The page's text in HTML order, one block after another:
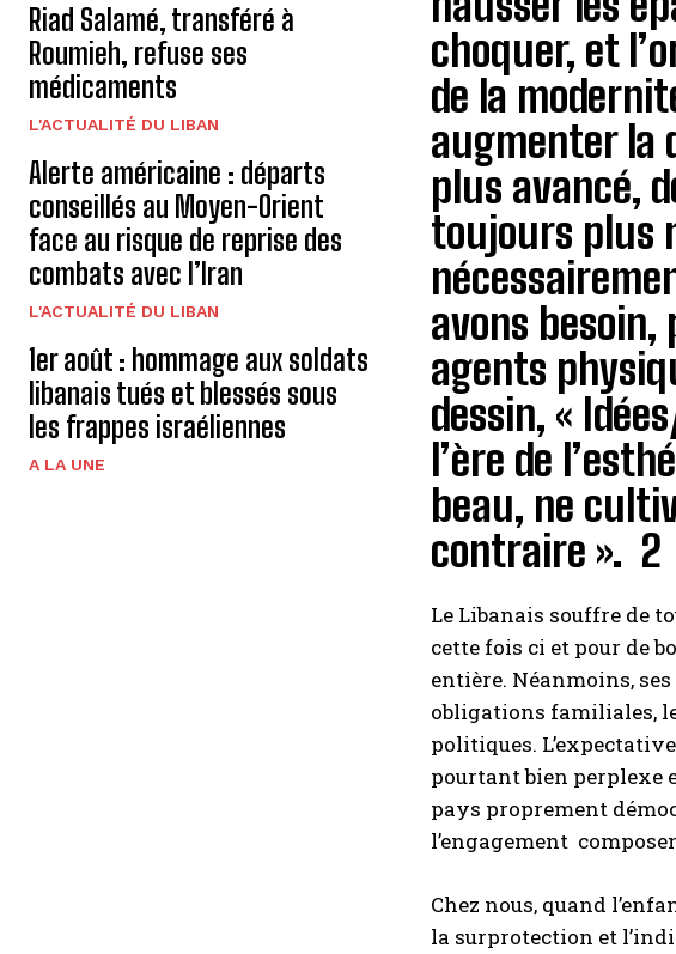
Riad Salamé, transféré à
Roumieh, refuse ses
médicaments
L'ACTUALITÉ DU LIBAN
Alerte américaine : départs
conseillés au Moyen-Orient
face au risque de reprise des
combats avec l’Iran
L'ACTUALITÉ DU LIBAN
1er août : hommage aux soldats
libanais tués et blessés sous
les frappes israéliennes
A LA UNE
choquer, et
de la
augmenter la
plus avancé,
toujours plus
avons
agents
dessin, «
l’ère de
beau, ne
contraire ». 2
Le Libanais souffre de
cette fois ci et pour de
entière. Néanmoins,
obligations familiales,
politiques.
pourtant bien perplexe
pays proprement
l’engagement
Chez nous, quand
la surprotection et